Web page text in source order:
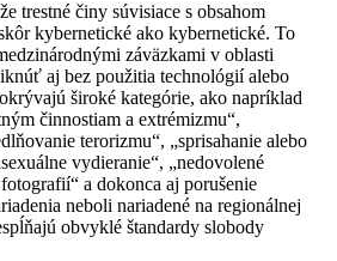
trestné činy súvisiace s obsahom
kybernetické ako kybernetické. To
záväzkami v oblasti
aj bez použitia technológií alebo
široké kategórie, ako napríklad
činnostiam a extrémizmu“,
terorizmu“, „sprisahanie alebo
vydieranie“, „nedovolené
a dokonca aj porušenie
neboli nariadené na regionálnej
obvyklé štandardy slobody